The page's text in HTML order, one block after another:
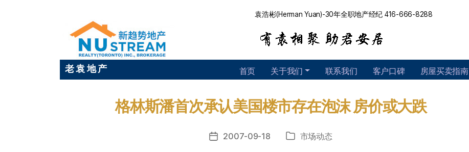
袁浩彬(Herman Yuan)-30年全职地产经纪 416-666-8288
老 袁 地 产 首页 关于我们 联系我们 客户口碑 房屋买卖指南
格林斯潘首次承认美国楼市存在泡沫 房价或大跌
发 2007-09-18
分 市场动态